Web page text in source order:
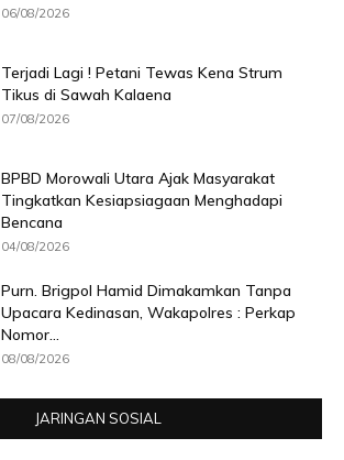
06/08/2026
Terjadi Lagi ! Petani Tewas Kena Strum
Tikus di Sawah Kalaena
07/08/2026
BPBD Morowali Utara Ajak Masyarakat
Tingkatkan Kesiapsiagaan Menghadapi
Bencana
04/08/2026
Purn. Brigpol Hamid Dimakamkan Tanpa
Upacara Kedinasan, Wakapolres : Perkap
Nomor...
08/08/2026
JARINGAN SOSIAL